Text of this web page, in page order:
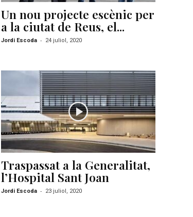
Un nou projecte escènic per
a la ciutat de Reus, el...
Jordi Escoda - 24 juliol, 2020
Traspassat a la Generalitat,
l’Hospital Sant Joan
Jordi Escoda - 23 juliol, 2020